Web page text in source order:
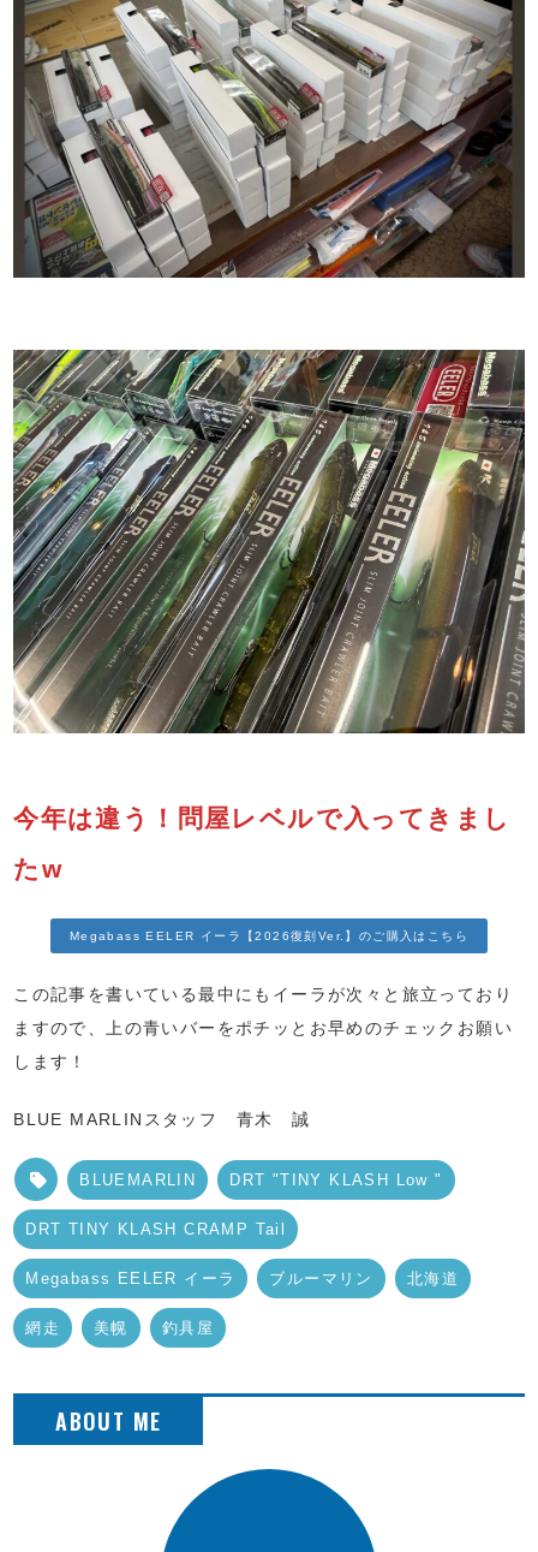
今年は違う！問屋レベルで入ってきまし
たw
Megabass EELER イーラ【2026復刻Ver.】のご購入はこちら
この記事を書いている最中にもイーラが次々と旅立っており
ますので、上の青いバーをポチッとお早めのチェックお願い
します！
BLUE MARLINスタッフ 青木 誠
BLUEMARLIN DRT "TINY KLASH Low "
DRT TINY KLASH CRAMP Tail
Megabass EELER イーラ ブルーマリン 北海道
網走 美幌 釣具屋